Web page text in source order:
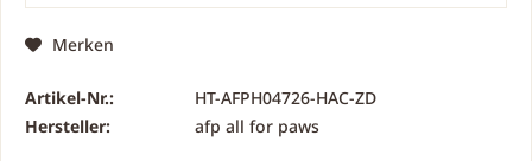
Merken
Artikel-Nr.:
HT-AFPH04726-HAC-ZD
Hersteller:
afp all for paws